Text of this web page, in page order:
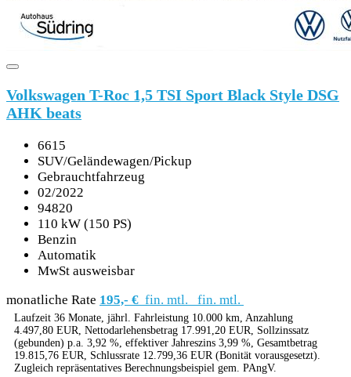
Volkswagen T-Roc 1,5 TSI Sport Black Style DSG
AHK beats
6615
SUV/Geländewagen/Pickup
Gebrauchtfahrzeug
02/2022
94820
110 kW (150 PS)
Benzin
Automatik
MwSt ausweisbar
monatliche Rate 195,- € fin. mtl. fin. mtl.
Laufzeit 36 Monate, jährl. Fahrleistung 10.000 km, Anzahlung
4.497,80 EUR, Nettodarlehensbetrag 17.991,20 EUR, Sollzinssatz
(gebunden) p.a. 3,92 %, effektiver Jahreszins 3,99 %, Gesamtbetrag
19.815,76 EUR, Schlussrate 12.799,36 EUR (Bonität vorausgesetzt).
Zugleich repräsentatives Berechnungsbeispiel gem. PAngV.